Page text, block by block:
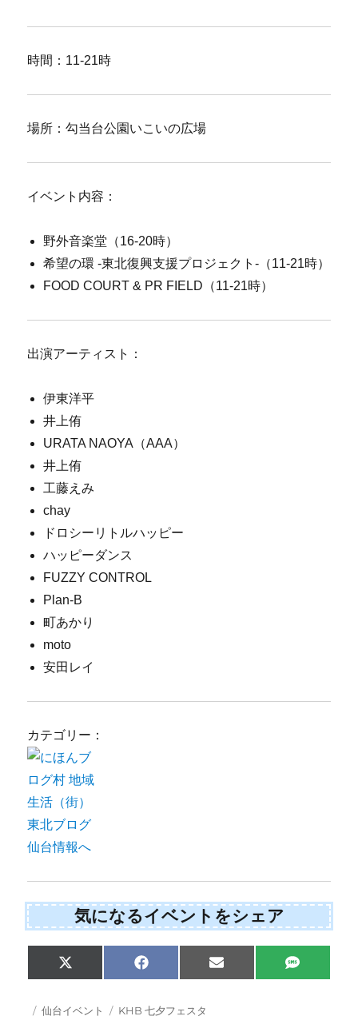
時間：11-21時
場所：勾当台公園いこいの広場
イベント内容：
野外音楽堂（16-20時）
希望の環 -東北復興支援プロジェクト-（11-21時）
FOOD COURT & PR FIELD（11-21時）
出演アーティスト：
伊東洋平
井上侑
URATA NAOYA（AAA）
井上侑
工藤えみ
chay
ドロシーリトルハッピー
ハッピーダンス
FUZZY CONTROL
Plan-B
町あかり
moto
安田レイ
カテゴリー：
気になるイベントをシェア
Share
on
X
(
w
Share
on
F
a
e
b
Share
on
E
m
Share
on
S
M
投 カ
仙台イベント
タ
KHB 七夕フェスタ